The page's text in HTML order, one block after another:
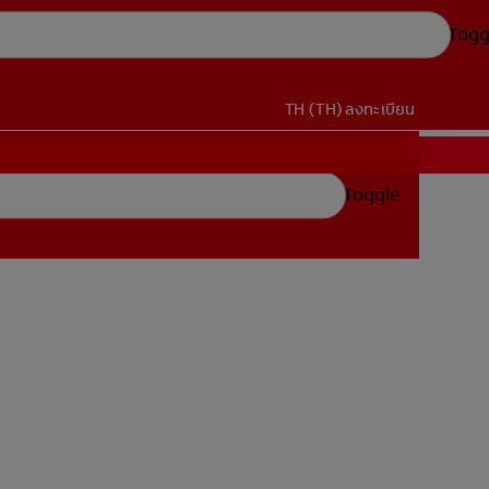
TH (TH)ลงทะเบียน
Toggle